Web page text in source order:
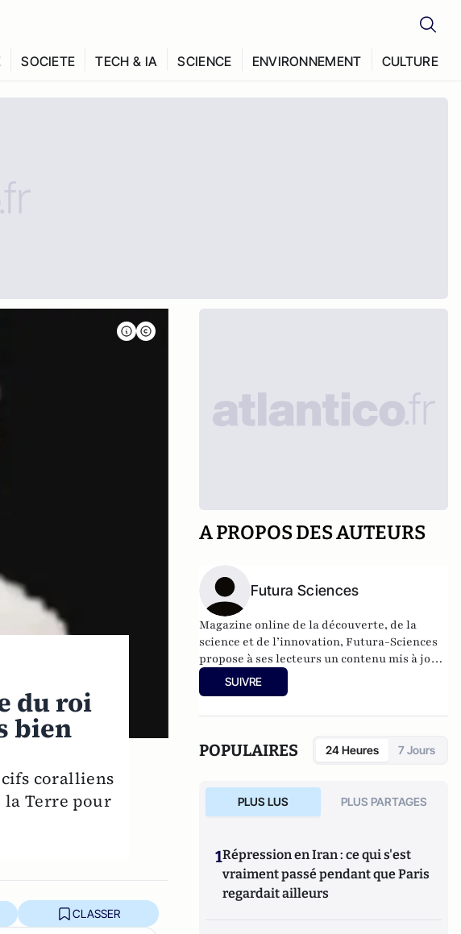
SOCIETE TECH & IA SCIENCE ENVIRONNEMENT CULTURE
du roi
bien
coralliens
la Terre pour
CLASSER
A PROPOS DES AUTEURS
Futura Sciences
Magazine online de la découverte, de la
science et de l’innovation,Futura-Sciences
propose à ses lecteurs un contenu mis à jour
en permanence et richement illustré.
SUIVRE
POPULAIRES 24 Heures 7 Jours
PLUS LUS PLUS PARTAGES
1Répression en Iran : ce qui s'est
vraiment passé pendant que Paris
regardait ailleurs